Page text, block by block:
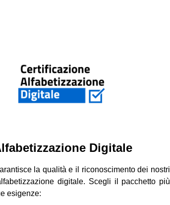
Digitale
la qualità e il riconoscimento dei nostri
digitale. Scegli il pacchetto più
esigenze: